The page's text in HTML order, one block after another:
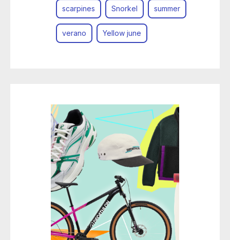
scarpines Snorkel summer
verano Yellow june